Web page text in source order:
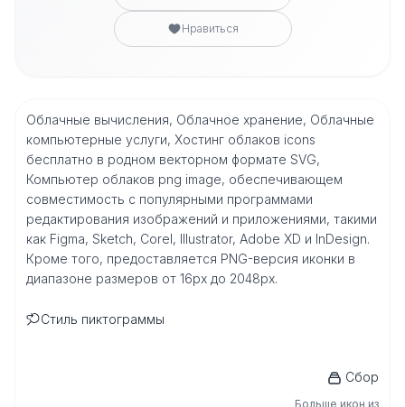
Нравиться
Облачные вычисления, Облачное хранение, Облачные
компьютерные услуги, Хостинг облаков icons
бесплатно в родном векторном формате SVG,
Компьютер облаков png image, обеспечивающем
совместимость с популярными программами
редактирования изображений и приложениями, такими
как Figma, Sketch, Corel, Illustrator, Adobe XD и InDesign.
Кроме того, предоставляется PNG-версия иконки в
диапазоне размеров от 16px до 2048px.
Стиль пиктограммы
Сбор
Больше икон из